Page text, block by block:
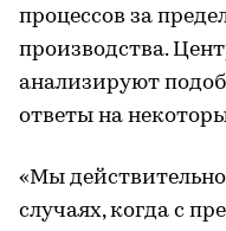
процессов за
производства.
анализируют
ответы на
«Мы
случаях, когда с